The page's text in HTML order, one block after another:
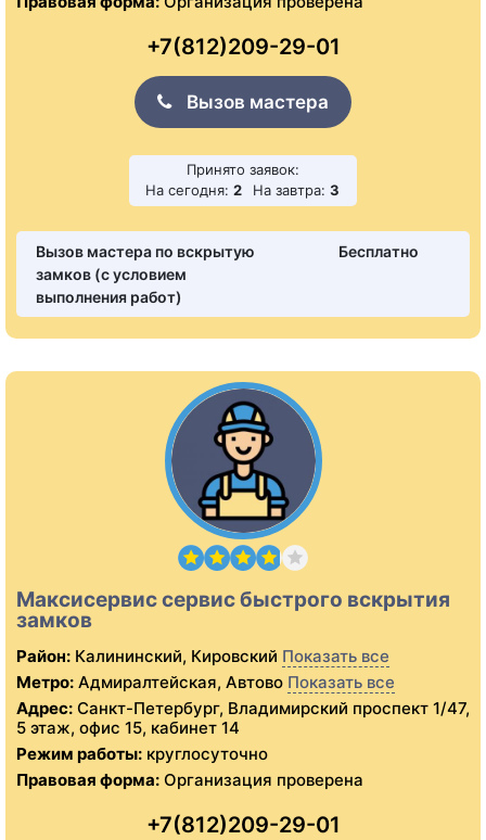
+7(812)209-29-01
Вызов мастера
Принято заявок:
На сегодня: 2 На завтра: 3
Вызов мастера по вскрытую
замков (с условием
выполнения работ)
Бесплатно
Максисервис сервис быстрого вскрытия
замков
Район: Калининский, Кировский Показать все
Метро: Адмиралтейская, Автово Показать все
Адрес: Санкт-Петербург, Владимирский проспект 1/47,
5 этаж, офис 15, кабинет 14
Режим работы: круглосуточно
Правовая форма: Организация проверена
+7(812)209-29-01